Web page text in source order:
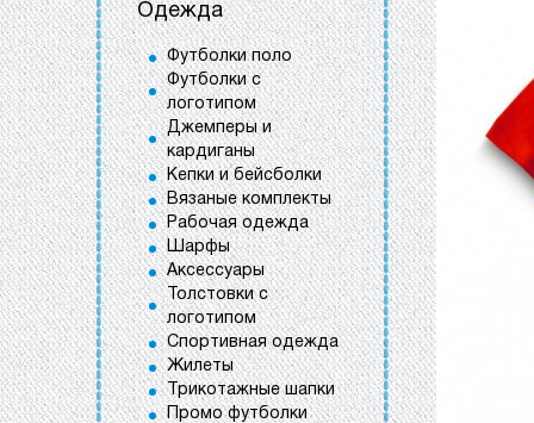
Одежда
Футболки поло
Футболки с
логотипом
Джемперы и
кардиганы
Кепки и бейсболки
Вязаные комплекты
Рабочая одежда
Шарфы
Аксессуары
Толстовки с
логотипом
Спортивная одежда
Жилеты
Трикотажные шапки
Промо футболки